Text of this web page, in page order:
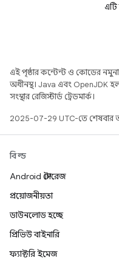
এটি
এই পৃষ্ঠার কন্টেন্ট ও কোডের
অধীনস্থ। Java এবং OpenJDK
সংস্থার রেজিস্টার্ড ট্রেডমার্ক।
2025-07-29 UTC-তে শেষবার
বিল্ড
Android স্টোরেজ
প্রয়োজনীয়তা
ডাউনলোড হচ্ছে
প্রিভিউ বাইনারি
ফ্যাক্টরি ইমেজ